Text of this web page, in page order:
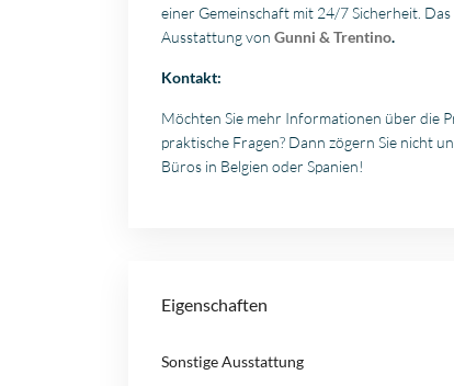
einer Gemeinschaft mit 24/7 Sicherheit.
Ausstattung von Gunni & Trentino.
Kontakt:
Möchten Sie mehr Informationen über die
praktische Fragen? Dann zögern Sie nicht
Büros in Belgien oder Spanien!
Eigenschaften
Sonstige Ausstattung